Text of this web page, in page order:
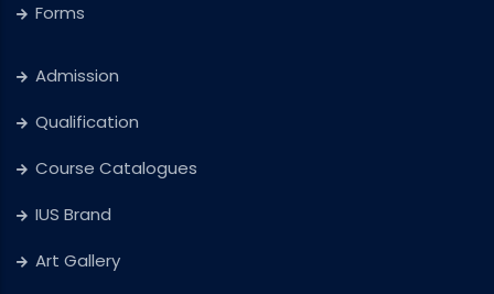
Forms
Admission
Qualification
Course Catalogues
IUS Brand
Art Gallery